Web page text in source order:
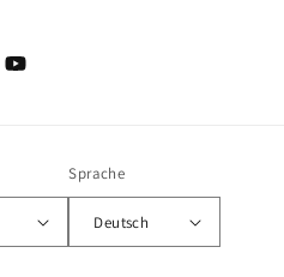
YouTube
Sprache
Deutsch